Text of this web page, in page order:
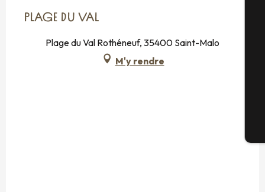
PLAGE DU VAL
Plage du Val Rothéneuf, 35400 Saint-Malo
M'y rendre